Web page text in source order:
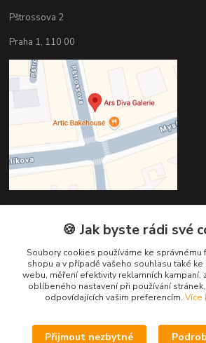
Pštrossova 2
Praha 1, 110 00
Kontakty
Věra Hédervári
+420 603 821 712
vera@arsdiva.cz
🍪 Jak byste rádi své
Soubory cookies používáme ke správnému
shopu a v případě vašeho souhlasu také
webu, měření efektivity reklamních kampaní,
oblíbeného nastavení při používání
odpovídajících vašim preferencím. Více
Přijmout nezbytné